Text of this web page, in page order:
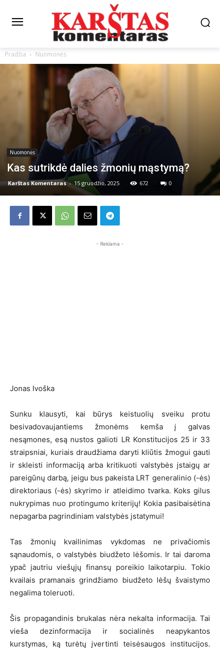
Pradžia Nuomonės
Nuomonės
Kas sutrikdė dalies žmonių mąstymą?
Karštas Komentaras - 15 gruodžio, 2025 672 0
- Reklama -
Jonas Ivoška
Sunku klausyti, kai būrys keistuolių sveiku protu
besivadovaujantiems žmonėms kemša į galvas
nesąmones, esą nustos galioti LR Konstitucijos 25 ir 33
straipsniai, kuriais draudžiama daryti kliūtis žmogui gauti
ir skleisti informaciją arba kritikuoti valstybės įstaigų ar
pareigūnų darbą, jeigu bus pakeista LRT generalinio (-ės)
direktoriaus (-ės) skyrimo ir atleidimo tvarka. Koks gilus
nukrypimas nuo protingumo kriterijų! Kokia pasibaisėtina
nepagarba pagrindiniam valstybės įstatymui!
Tas žmonių kvailinimas vykdomas ne privačiomis
sąnaudomis, o valstybės biudžeto lėšomis. Ir tai daroma
ypač jautriu viešųjų finansų poreikio laikotarpiu. Tokio
kvailais pramanais grindžiamo biudžeto lėšų švaistymo
negalima toleruoti.
Šis propagandinis brukalas nėra nekalta informacija. Tai
vieša dezinformacija ir socialinės neapykantos
kurstymas, ką turėtų įvertinti teisėsaugos institucijos.